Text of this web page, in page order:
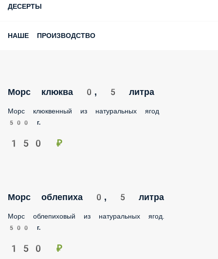
ДЕСЕРТЫ
НАШЕ ПРОИЗВОДСТВО
Морс клюква 0, 5 литра
Морс клюквенный из натуральных ягод
500 г.
150 ₽
Морс облепиха 0, 5 литра
Морс облепиховый из натуральных ягод.
500 г.
150 ₽